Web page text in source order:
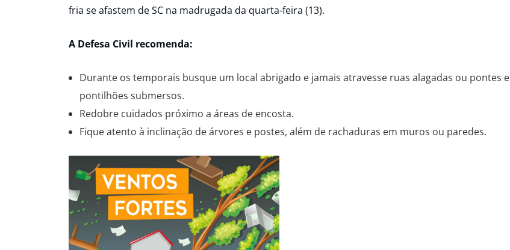
fria se afastem de SC na madrugada da quarta-feira (13).
A Defesa Civil recomenda:
Durante os temporais busque um local abrigado e jamais atravesse ruas alagadas ou pontes e
pontilhões submersos.
Redobre cuidados próximo a áreas de encosta.
Fique atento à inclinação de árvores e postes, além de rachaduras em muros ou paredes.